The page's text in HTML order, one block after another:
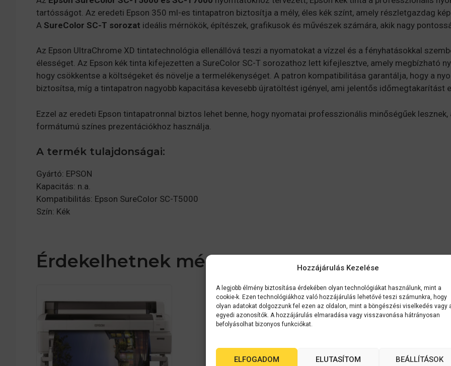
Hozzájárulás Kezelése
A legjobb élmény biztosítása érdekében olyan technológiákat használunk, mint a
cookie-k. Ezen technológiákhoz való hozzájárulás lehetővé teszi számunkra, hogy
olyan adatokat dolgozzunk fel ezen az oldalon, mint a böngészési viselkedés vagy
egyedi azonosítók. A hozzájárulás elmaradása vagy visszavonása hátrányosan
befolyásolhat bizonyos funkciókat.
ELFOGADOM ELUTASÍTOM BEÁLLÍTÁSOK
tartósságot. Az eredeti Epson 350 ml-es tintapatron biztosítja a mély, éles kék színt, amely részletgazdag
A SureColor SC-T sorozat ideális mérnökök, építészek, grafikusok és művészek számára, akik nagy
Az Epson UltraChrome XD tintatechnológia ellenállóvá teszi a nyomatokat a vízzel és a fényhatásokkal
élességet. Az Epson kék tinta kifejezetten a SureColor SC-T sorozathoz lett kifejlesztve, amely megbízható
hogy csökkentse a költségeket és növelje a termelékenységet. A patron kompatibilitása garantálja, hogy a
biztosítsa, míg a tintapatron nagyobb kapacitása kevesebb újratöltést igényel, ami jelentős időmegtakarítást
Ezzel az eredeti Epson tintapatronnal biztos lehet benne, hogy nyomatai professzionális minőségűek lesznek,
formátumú színes prezentációkhoz használja.
A termék tulajdonságai:
Gyártó: EPSON
Kapacitás: n.a.
Kompatibilitás: Epson SureColor SC-T5000
Szín: Kék
Érdekelhetnek még…